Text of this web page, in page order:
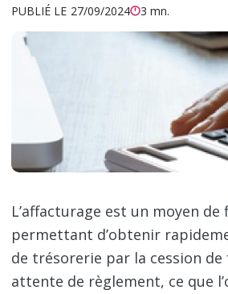
PUBLIÉ LE 27/09/2024 3 mn.
L’affacturage est un moyen de
permettant d’obtenir
de trésorerie par la cession de
attente de règlement, ce que